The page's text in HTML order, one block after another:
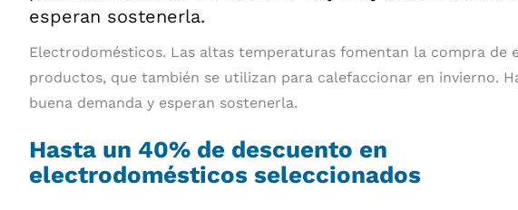
Electrodomésticos. Las altas temperaturas fomentan la compra de
productos, que también se utilizan para calefaccionar en invierno.
buena demanda y esperan sostenerla.
Hasta un 40% de descuento en
electrodomésticos seleccionados